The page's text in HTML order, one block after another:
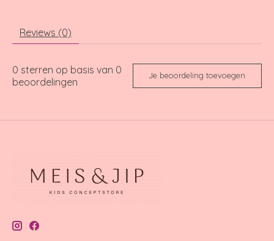
Reviews (0)
0 sterren op basis van 0
beoordelingen
Je beoordeling toevoegen